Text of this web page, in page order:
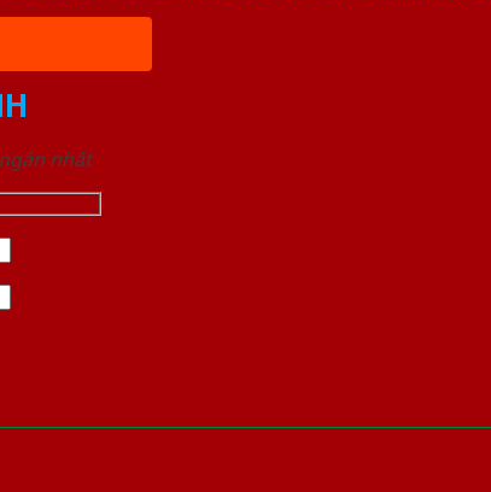
nhất